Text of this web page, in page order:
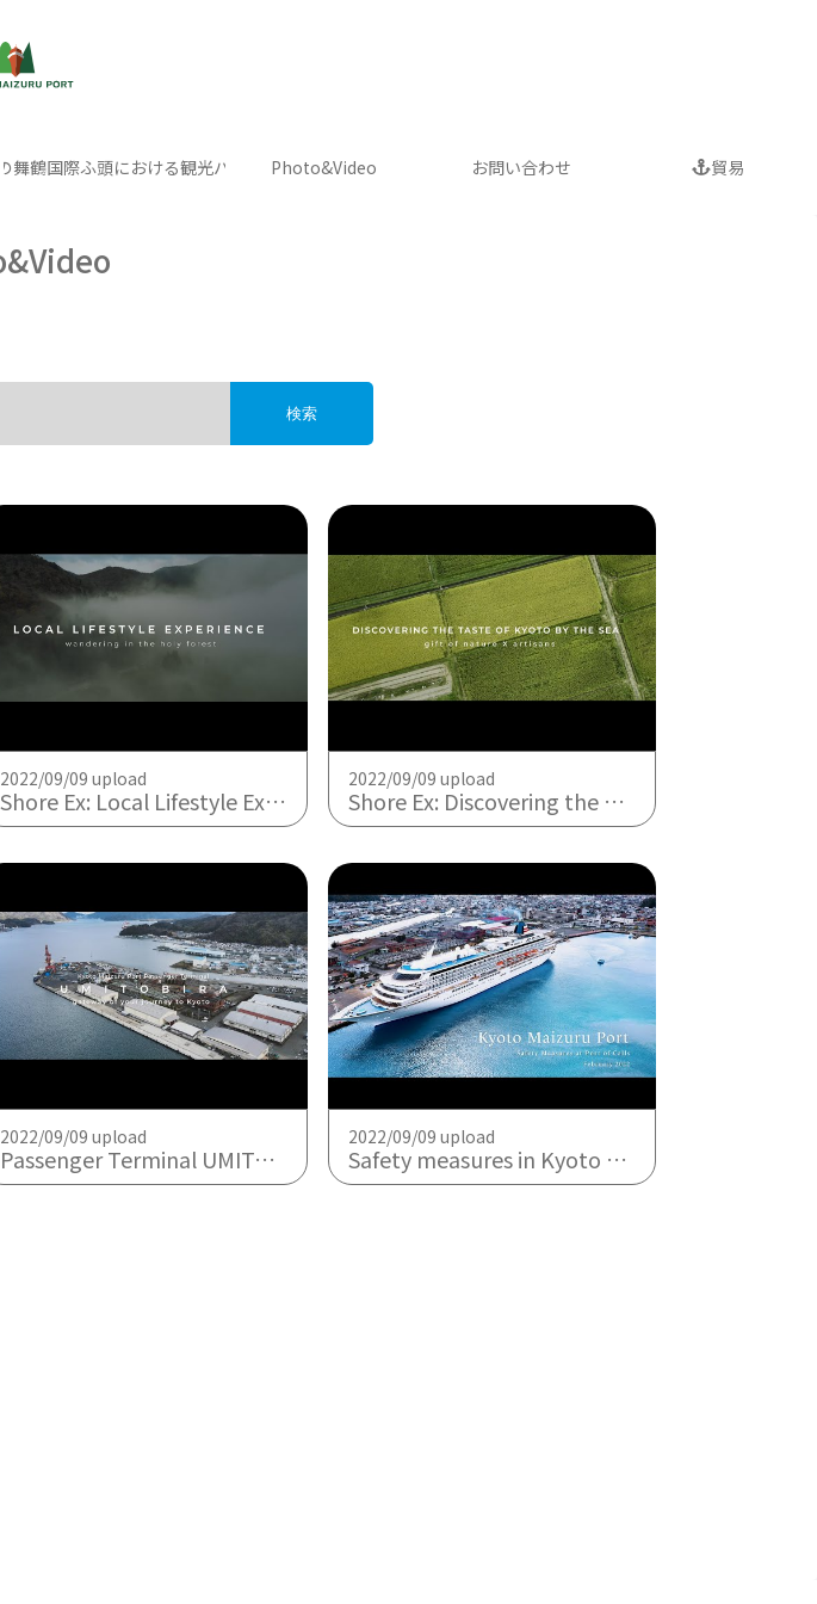
舞鶴国際ふ頭における観光バスの駐車について
Photo&Video お問い合わせ 貿易
2022/09/09 upload
Shore Ex: Local Lifestyle Experience -wandering in the holy forest-
2022/09/09 upload
Shore Ex: Discovering the Taste of Kyoto by the Sea – gift of nature × artisans-
2022/09/09 upload
Passenger Terminal UMITOBIRA
2022/09/09 upload
Safety measures in Kyoto Maizuru Port (2022.03)